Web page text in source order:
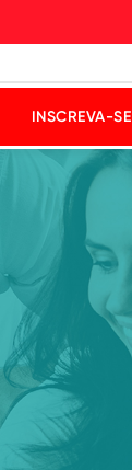
INSCREVA-SE